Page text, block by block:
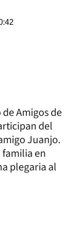
Amigos de
del
Juanjo.
en
plegaria al